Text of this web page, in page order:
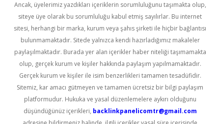
Ancak, üyelerimiz yazdıkları içeriklerin sorumluluğunu taşımakta olup,
siteye üye olarak bu sorumluluğu kabul etmiş sayılırlar. Bu internet
sitesi, herhangi bir marka, kurum veya şahıs şirketi ile hiçbir bağlantısı
bulunmamaktadır. Sitede yalnızca kendi hazırladığımız makaleler
paylaşılmaktadır. Burada yer alan içerikler haber niteliği taşımamakta
olup, gerçek kurum ve kişiler hakkında paylaşım yapılmamaktadır.
Gerçek kurum ve kişiler ile isim benzerlikleri tamamen tesadüfidir.
Sitemiz, kar amacı gütmeyen ve tamamen ücretsiz bir bilgi paylaşım
platformudur. Hukuka ve yasal düzenlemelere aykırı olduğunu
düşündüğünüz içerikleri, backlinkpanelicomtr@gmail.com